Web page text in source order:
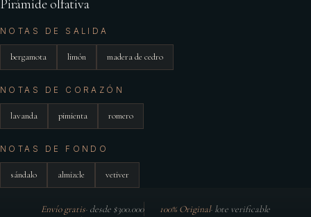
Pirámide olfativa
NOTAS DE SALIDA
bergamota limón madera de cedro
NOTAS DE CORAZÓN
lavanda pimienta romero
NOTAS DE FONDO
sándalo almizcle vetiver
Envío gratis· desde $300.000 100% Original· lote verificable